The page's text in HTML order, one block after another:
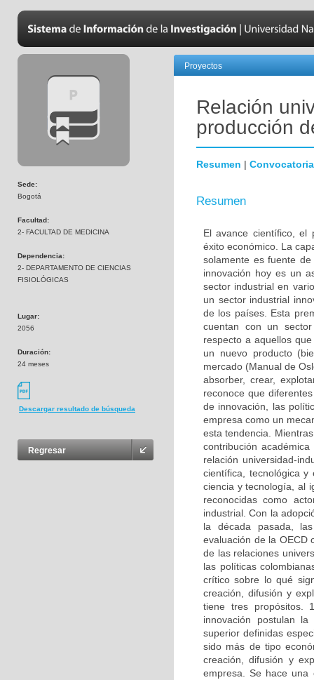
Sede:
Bogotá
Facultad:
2- FACULTAD DE MEDICINA
Dependencia:
2- DEPARTAMENTO DE CIENCIAS
FISIOLÓGICAS
Lugar:
2056
Duración:
24 meses
Descargar resultado de búsqueda
Regresar
Proyectos
Relación
producción
Resumen | Convocatoria
Resumen
El avance científico, el
éxito económico. La
solamente es fuente
innovación hoy es un
sector industrial en
un sector industrial
de los países. Esta
cuentan con un
respecto a aquellos
un nuevo producto
mercado (Manual de
absorber, crear,
reconoce que
de innovación, las
empresa como un
esta tendencia.
contribución
relación universidad-
científica, tecnológica
ciencia y tecnología, al
reconocidas como
industrial. Con la
la década pasada,
evaluación de la OECD
de las relaciones
las políticas
crítico sobre lo qué
creación, difusión y
tiene tres propósitos.
innovación postulan
superior definidas
sido más de tipo
creación, difusión y
empresa. Se hace una